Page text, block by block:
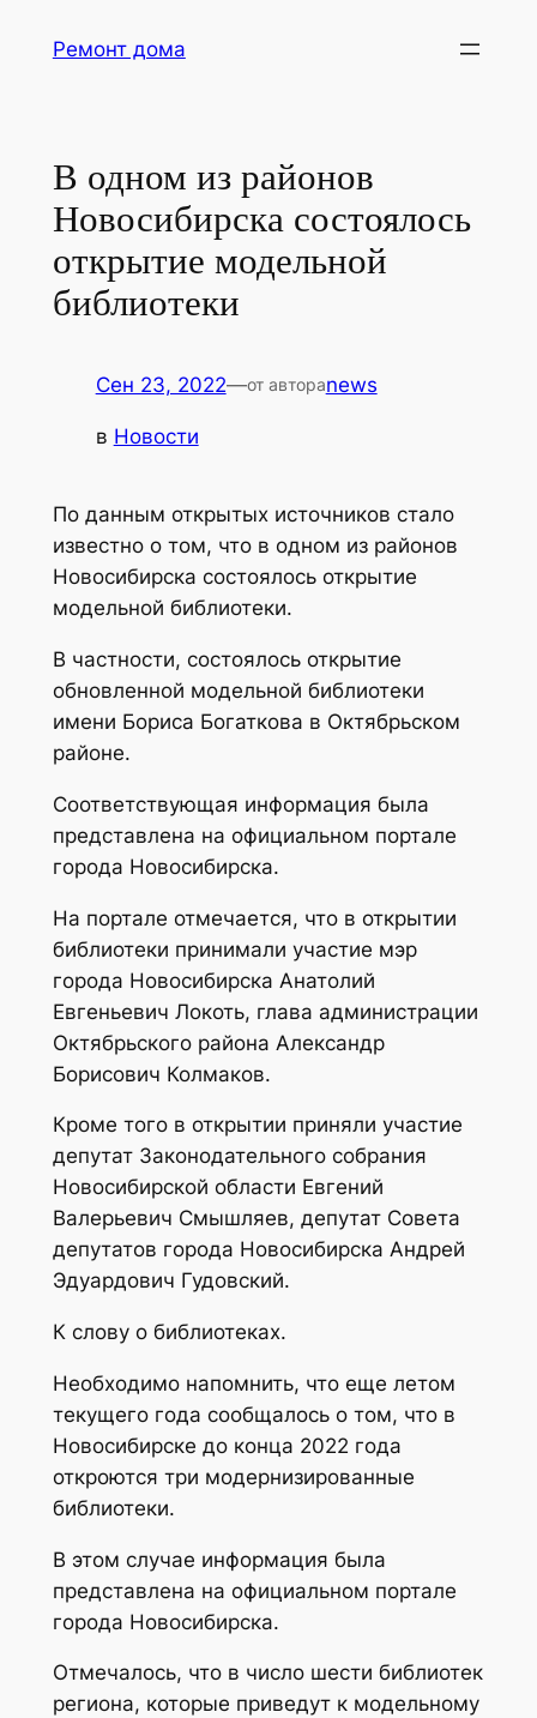
Ремонт дома
В одном из районов
Новосибирска состоялось
открытие модельной
библиотеки
Сен 23, 2022—от автораnews
в Новости
По данным открытых источников стало
известно о том, что в одном из районов
Новосибирска состоялось открытие
модельной библиотеки.
В частности, состоялось открытие
обновленной модельной библиотеки
имени Бориса Богаткова в Октябрьском
районе.
Соответствующая информация была
представлена на официальном портале
города Новосибирска.
На портале отмечается, что в открытии
библиотеки принимали участие мэр
города Новосибирска Анатолий
Евгеньевич Локоть, глава администрации
Октябрьского района Александр
Борисович Колмаков.
Кроме того в открытии приняли участие
депутат Законодательного собрания
Новосибирской области Евгений
Валерьевич Смышляев, депутат Совета
депутатов города Новосибирска Андрей
Эдуардович Гудовский.
К слову о библиотеках.
Необходимо напомнить, что еще летом
текущего года сообщалось о том, что в
Новосибирске до конца 2022 года
откроются три модернизированные
библиотеки.
В этом случае информация была
представлена на официальном портале
города Новосибирска.
Отмечалось, что в число шести библиотек
региона, которые приведут к модельному